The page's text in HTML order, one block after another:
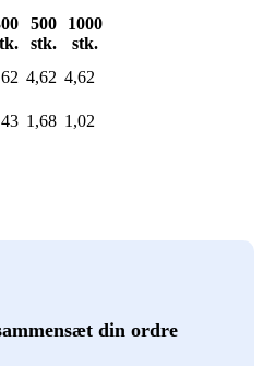
500
stk.
1000
stk.
4,62 4,62
1,68 1,02
din ordre